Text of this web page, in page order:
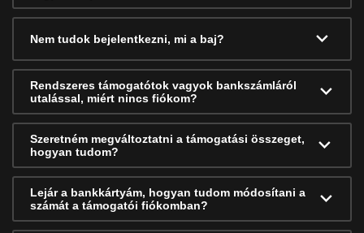
Nem tudok bejelentkezni, mi a baj?
Rendszeres támogatótok vagyok bankszámláról
utalással, miért nincs fiókom?
Szeretném megváltoztatni a támogatási összeget,
hogyan tudom?
Lejár a bankkártyám, hogyan tudom módosítani a
számát a támogatói fiókomban?